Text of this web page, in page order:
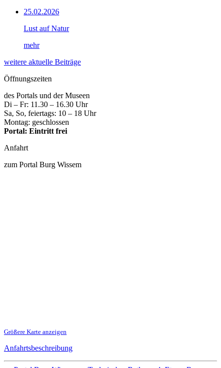
25.02.2026
Lust auf Natur
mehr
weitere aktuelle Beiträge
Öffnungszeiten
des Portals und der Museen
Di – Fr: 11.30 – 16.30 Uhr
Sa, So, feiertags: 10 – 18 Uhr
Montag: geschlossen
Portal: Eintritt frei
Anfahrt
zum Portal Burg Wissem
Größere Karte anzeigen
Anfahrtsbeschreibung